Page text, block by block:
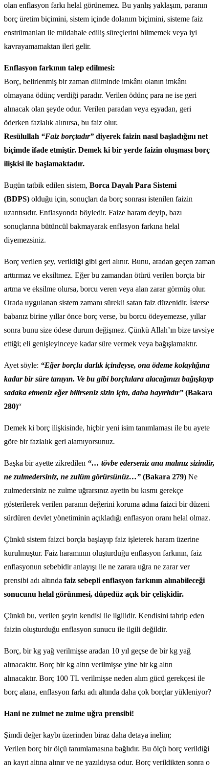
olan enflasyon farkı helal görünemez. Bu yanlış yaklaşım, paranın
borç üretim biçimini, sistem içinde dolanım biçimini, sisteme faiz
enstrümanları ile müdahale ediliş süreçlerini bilmemek veya iyi
kavrayamamaktan ileri gelir.
Enflasyon farkının talep edilmesi:
Borç, belirlenmiş bir zaman diliminde imkânı olanın imkânı
olmayana ödünç verdiği paradır. Verilen ödünç para ne ise geri
alınacak olan şeyde odur. Verilen paradan veya eşyadan, geri
öderken fazlalık alınırsa, bu faiz olur.
Resülullah “Faiz borçtadır” diyerek faizin nasıl başladığını net
biçimde ifade etmiştir. Demek ki bir yerde faizin oluşması borç
ilişkisi ile başlamaktadır.
Bugün tatbik edilen sistem, Borca Dayalı Para Sistemi
(BDPS) olduğu için, sonuçları da borç sonrası istenilen faizin
uzantısıdır. Enflasyonda böyledir. Faize haram deyip, bazı
sonuçlarına bütüncül bakmayarak enflasyon farkına helal
diyemezsiniz.
Borç verilen şey, verildiği gibi geri alınır. Bunu, aradan geçen zaman
arttırmaz ve eksiltmez. Eğer bu zamandan ötürü verilen borçta bir
artma ve eksilme olursa, borcu veren veya alan zarar görmüş olur.
Orada uygulanan sistem zamanı sürekli satan faiz düzenidir. İsterse
babanız birine yıllar önce borç verse, bu borcu ödeyemezse, yıllar
sonra bunu size ödese durum değişmez. Çünkü Allah’ın bize tavsiye
ettiği; eli genişleyinceye kadar süre vermek veya bağışlamaktır.
Ayet söyle: “Eğer borçlu darlık içindeyse, ona ödeme kolaylığına
kadar bir süre tanıyın. Ve bu gibi borçlulara alacağınızı bağışlayıp
sadaka etmeniz eğer bilirseniz sizin için, daha hayırlıdır” (Bakara
280)“
Demek ki borç ilişkisinde, hiçbir yeni isim tanımlaması ile bu ayete
göre bir fazlalık geri alamıyorsunuz.
Başka bir ayette zikredilen “… tövbe ederseniz ana malınız sizindir,
ne zulmedersiniz, ne zulüm görürsünüz…” (Bakara 279) Ne
zulmedersiniz ne zulme uğrarsınız ayetin bu kısmı gerekçe
gösterilerek verilen paranın değerini koruma adına faizci bir düzeni
sürdüren devlet yönetiminin açıkladığı enflasyon oranı helal olmaz.
Çünkü sistem faizci borçla başlayıp faiz işleterek haram üzerine
kurulmuştur. Faiz haramının oluşturduğu enflasyon farkının, faiz
enflasyonun sebebidir anlayışı ile ne zarara uğra ne zarar ver
prensibi adı altında faiz sebepli enflasyon farkının alınabileceği
sonucunu helal görünmesi, düpedüz açık bir çelişkidir.
Çünkü bu, verilen şeyin kendisi ile ilgilidir. Kendisini tahrip eden
faizin oluşturduğu enflasyon sunucu ile ilgili değildir.
Borç, bir kg yağ verilmişse aradan 10 yıl geçse de bir kg yağ
alınacaktır. Borç bir kg altın verilmişse yine bir kg altın
alınacaktır. Borç 100 TL verilmişse neden alım gücü gerekçesi ile
borç alana, enflasyon farkı adı altında daha çok borçlar yükleniyor?
Hani ne zulmet ne zulme uğra prensibi!
Şimdi değer kaybı üzerinden biraz daha detaya inelim;
Verilen borç bir ölçü tanımlamasına bağlıdır. Bu ölçü borç verildiği
an kayıt altına alınır ve ne yazıldıysa odur. Borç verildikten sonra o